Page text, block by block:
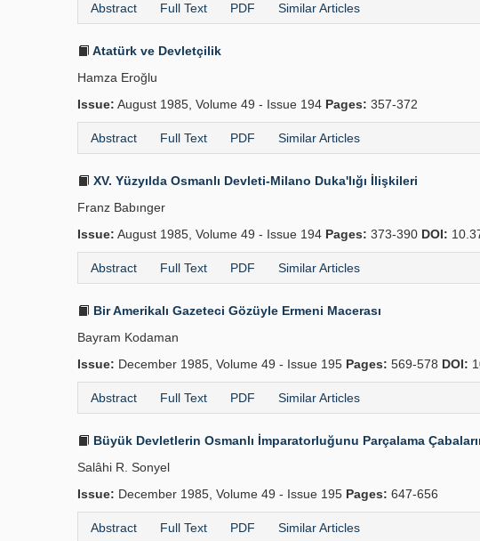
Abstract Full Text PDF Similar Articles
Atatürk ve Devletçilik
Hamza Eroğlu
Issue: August 1985, Volume 49 - Issue 194 Pages: 357-372
Abstract Full Text PDF Similar Articles
XV. Yüzyılda Osmanlı Devleti-Milano Duka'lığı İlişkileri
Franz Babınger
Issue: August 1985, Volume 49 - Issue 194 Pages: 373-390 DOI:
Abstract Full Text PDF Similar Articles
Bir Amerikalı Gazeteci Gözüyle Ermeni Macerası
Bayram Kodaman
Issue: December 1985, Volume 49 - Issue 195 Pages: 569-578 DOI:
Abstract Full Text PDF Similar Articles
Büyük Devletlerin Osmanlı İmparatorluğunu Parçalama
Salâhi R. Sonyel
Issue: December 1985, Volume 49 - Issue 195 Pages: 647-656
Abstract Full Text PDF Similar Articles